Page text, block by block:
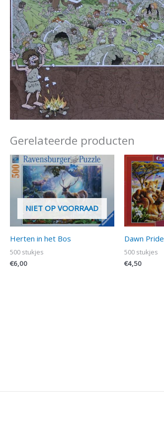
Gerelateerde producten
NIET OP VOORRAAD
Herten in het Bos
500 stukjes
€6,00
Dawn Pride
500 stukjes
€4,50